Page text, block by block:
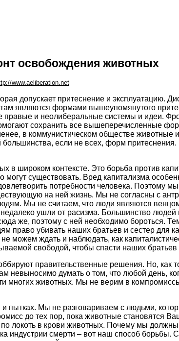
освобождения животных
www.aeliberation.net
допускает притеснение и эксплуатацию.
являются формами вышеупомянутого
и неолиберальные системы и идеи.
сохранить все вышеперечисленные
в коммунистическом обществе животные
большинства, если не всех, форм притеснения.
в широком контексте. Это борьба против
существовать. Вред капитализма
потребности человека. Поэтому
на ней жизнь. Мы не согласны с
Мы не считаем, что люди являются
ушли от расизма. Большинство
же, поэтому с ней необходимо бороться.
убивать наших братьев и сестер для
можем ждать и наблюдать, как
свободой, чтобы спасти наших братьев
правительственные решения. Но, как
думать о том, что любой день,
многих животных. Мы не верим в
и пытках. Мы не разговариваем с людьми,
до тех пор, пока животные становятся
локоть в крови животных. Почему мы
индустрии смерти – вот наш способ